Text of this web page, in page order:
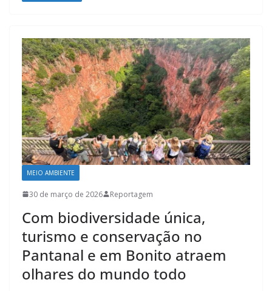
MEIO AMBIENTE
30 de março de 2026 Reportagem
Com biodiversidade única,
turismo e conservação no
Pantanal e em Bonito atraem
olhares do mundo todo